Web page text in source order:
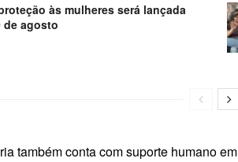
às mulheres será lançada
de agosto
também conta com suporte humano